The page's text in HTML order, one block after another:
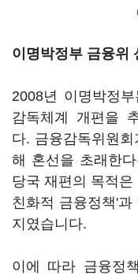
이명박정부 금융위
2008년 이명박정
감독체계 개편을
다. 금융감독위원
해 혼선을 초래한
당국 재편의 목적
친화적 금융정책'과
지였습니다.
이에 따라 금융정